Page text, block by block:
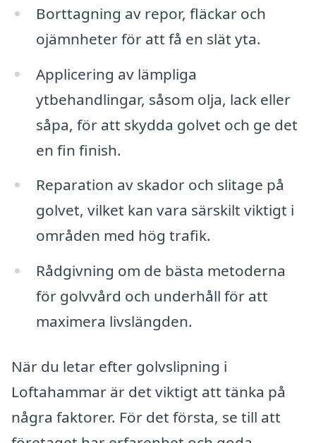
Borttagning av repor, fläckar och
ojämnheter för att få en slät yta.
Applicering av lämpliga
ytbehandlingar, såsom olja, lack eller
såpa, för att skydda golvet och ge det
en fin finish.
Reparation av skador och slitage på
golvet, vilket kan vara särskilt viktigt i
områden med hög trafik.
Rådgivning om de bästa metoderna
för golvvård och underhåll för att
maximera livslängden.
När du letar efter golvslipning i
Loftahammar är det viktigt att tänka på
några faktorer. För det första, se till att